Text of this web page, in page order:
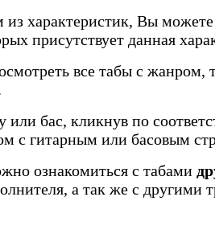
характеристик, Вы
присутствует данная
все табы с жанром,
или бас, кликнув по
с гитарным или басовым
ознакомиться с табами
а так же с другими